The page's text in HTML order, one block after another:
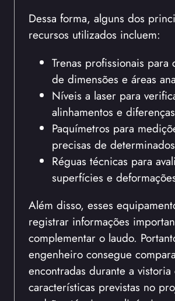
Dessa forma, alguns dos
recursos utilizados incluem:
Trenas profissionais para
de dimensões e áreas
Níveis a laser para
alinhamentos e
Paquímetros para
precisas de
Réguas técnicas para
superfícies e
Além disso, esses
registrar informações
complementar o laudo.
engenheiro consegue
encontradas durante a vistoria
características previstas no